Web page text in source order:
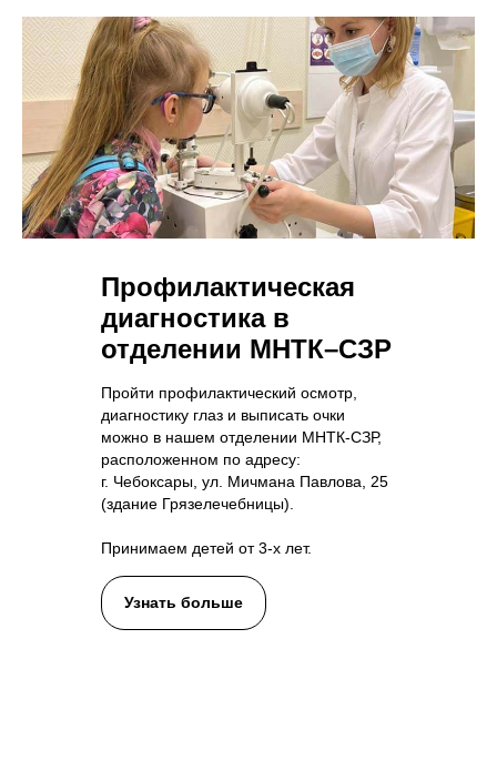
Профилактическая
диагностика в
отделении МНТК–СЗР
Пройти профилактический осмотр,
диагностику глаз и выписать очки
можно в нашем отделении МНТК-СЗР,
расположенном по адресу:
г. Чебоксары, ул. Мичмана Павлова, 25
(здание Грязелечебницы).
Принимаем детей от 3-х лет.
Узнать больше